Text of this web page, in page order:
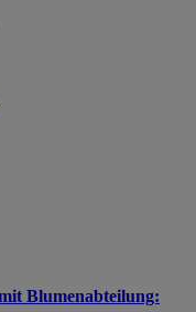
Blumenabteilung: